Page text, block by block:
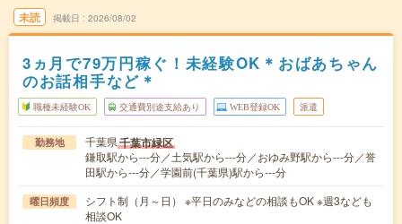
未読 掲載日 2026/08/02
3ヵ月で79万円稼ぐ！未経験OK＊おばあちゃん
のお話相手など＊
職種未経験OK 交通費別途支給あり WEB登録OK 派遣
勤務地 千葉県千葉市緑区
鎌取駅から---分／土気駅から---分／おゆみ野駅から---分／誉
田駅から---分／学園前(千葉県)駅から---分
曜日頻度
シフト制（月～日） ※平日のみなどの相談もOK ※週3なども
相談OK